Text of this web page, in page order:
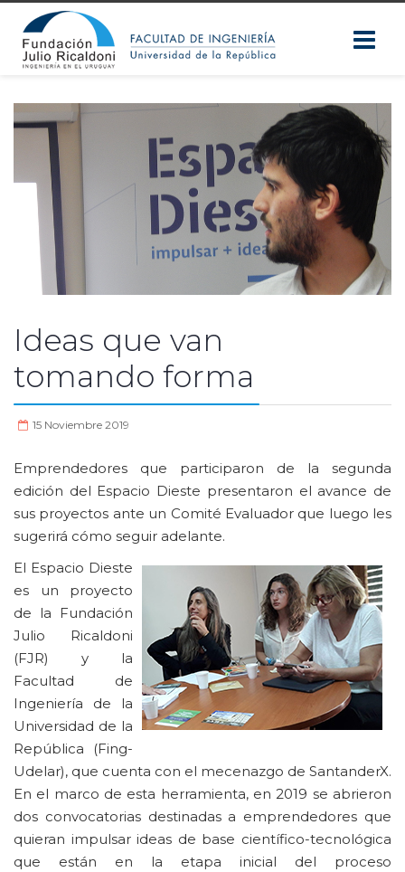
Ideas que van
tomando forma
15 Noviembre 2019
Emprendedores que participaron de la segunda
edición del Espacio Dieste presentaron el avance de
sus proyectos ante un Comité Evaluador que luego les
sugerirá cómo seguir adelante.
El Espacio Dieste
es un proyecto
de la Fundación
Julio Ricaldoni
(FJR) y la
Facultad de
Ingeniería de la
Universidad de la
República (Fing-
Udelar), que cuenta con el mecenazgo de SantanderX.
En el marco de esta herramienta, en 2019 se abrieron
dos convocatorias destinadas a emprendedores que
quieran impulsar ideas de base científico-tecnológica
que están en la etapa inicial del proceso